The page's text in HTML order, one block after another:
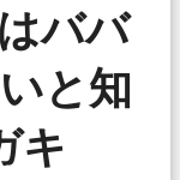
ババ
と知
キ